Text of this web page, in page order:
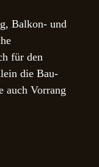
Balkon- und
für den
die Bau-
auch Vorrang